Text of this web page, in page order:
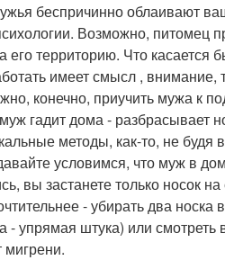
беспричинно облаивают
Возможно, питомец
территорию. Что касается
имеет смысл ,
конечно, приучить мужа к
гадит дома - разбрасывает
методы, как-то, не будя
условимся, что муж в
вы застанете только носок
- убирать два носка
- упрямая штука) или смотреть
мигрени.